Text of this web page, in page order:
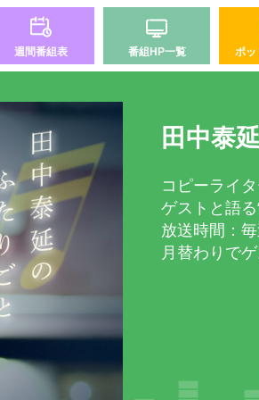
週間番組表 番組HP一覧 ポッ
田中泰
コピーライ
ゲストと語る
放送時間：
月替わりで